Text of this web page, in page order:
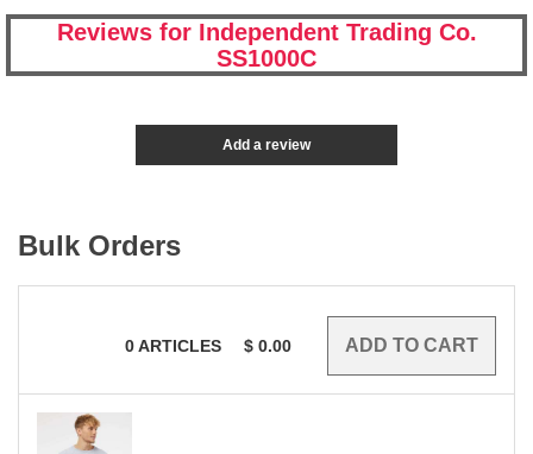
Reviews for Independent Trading Co.
SS1000C
Add a review
Bulk Orders
0ARTICLES $ 0.00